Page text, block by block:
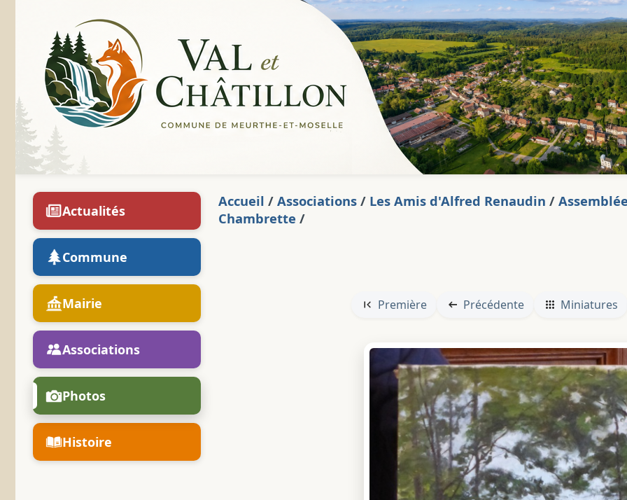
Actualités
Commune
Mairie
Associations
Photos
Histoire
Accueil / Associations / Les Amis d'Alfred Renaudin /
Chambrette /
Première Précédente Miniatures